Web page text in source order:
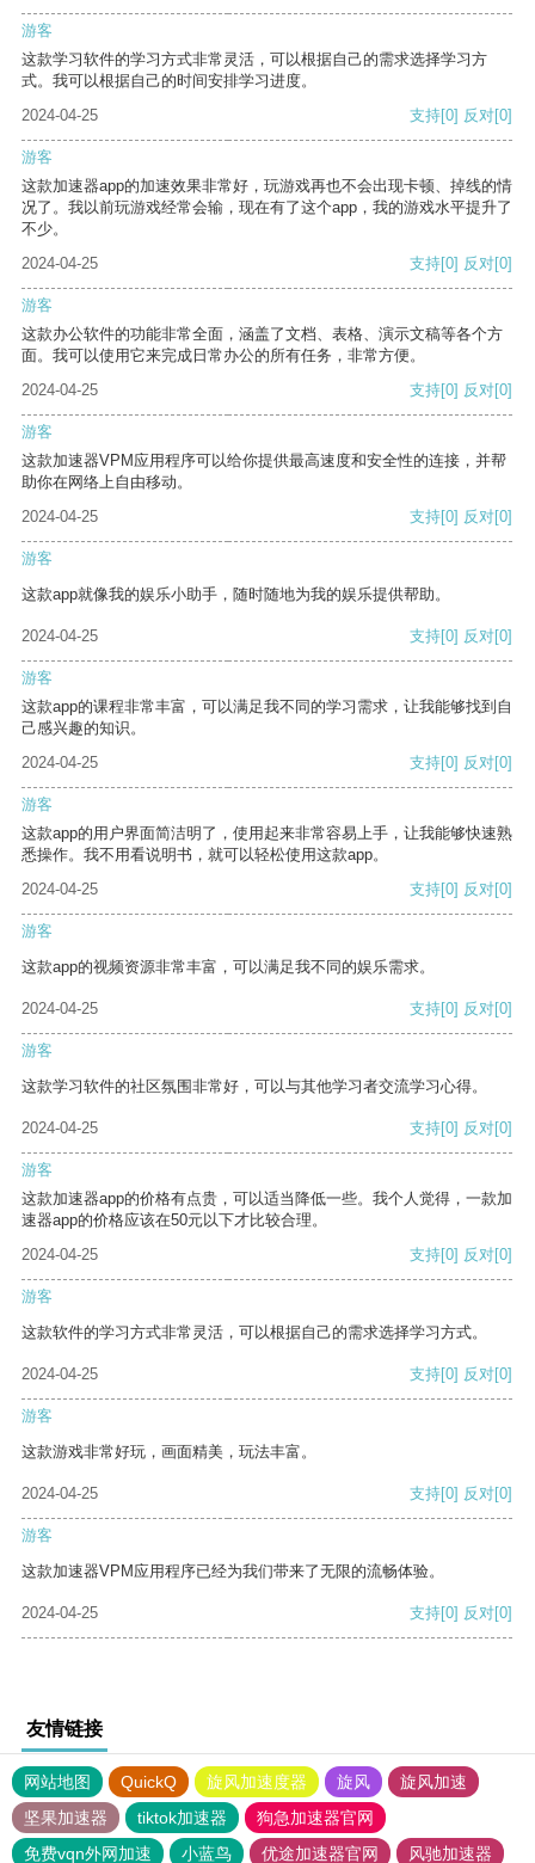
游客
这款学习软件的学习方式非常灵活，可以根据自己的需求选择学习方
式。我可以根据自己的时间安排学习进度。
2024-04-25
支持[0] 反对[0]
游客
这款加速器app的加速效果非常好，玩游戏再也不会出现卡顿、掉线的情
况了。我以前玩游戏经常会输，现在有了这个app，我的游戏水平提升了
不少。
2024-04-25
支持[0] 反对[0]
游客
这款办公软件的功能非常全面，涵盖了文档、表格、演示文稿等各个方
面。我可以使用它来完成日常办公的所有任务，非常方便。
2024-04-25
支持[0] 反对[0]
游客
这款加速器VPM应用程序可以给你提供最高速度和安全性的连接，并帮
助你在网络上自由移动。
2024-04-25
支持[0] 反对[0]
游客
这款app就像我的娱乐小助手，随时随地为我的娱乐提供帮助。
2024-04-25 支持[0] 反对[0]
游客
这款app的课程非常丰富，可以满足我不同的学习需求，让我能够找到自
己感兴趣的知识。
2024-04-25
支持[0] 反对[0]
游客
这款app的用户界面简洁明了，使用起来非常容易上手，让我能够快速熟
悉操作。我不用看说明书，就可以轻松使用这款app。
2024-04-25
支持[0] 反对[0]
游客
这款app的视频资源非常丰富，可以满足我不同的娱乐需求。
2024-04-25 支持[0] 反对[0]
游客
这款学习软件的社区氛围非常好，可以与其他学习者交流学习心得。
2024-04-25 支持[0] 反对[0]
游客
这款加速器app的价格有点贵，可以适当降低一些。我个人觉得，一款加
速器app的价格应该在50元以下才比较合理。
2024-04-25
支持[0] 反对[0]
游客
这款软件的学习方式非常灵活，可以根据自己的需求选择学习方式。
2024-04-25 支持[0] 反对[0]
游客
这款游戏非常好玩，画面精美，玩法丰富。
2024-04-25 支持[0] 反对[0]
游客
这款加速器VPM应用程序已经为我们带来了无限的流畅体验。
2024-04-25 支持[0] 反对[0]
友情链接
网站地图 QuickQ 旋风加速度器 旋风
旋风加速
坚果加速器
tiktok加速器
狗急加速器官网
免费vqn外网加速
小蓝鸟 优途加速器官网 风驰加速器